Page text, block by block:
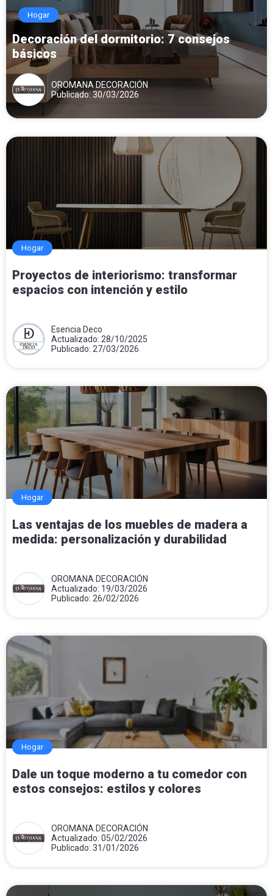
Hogar
Decoración del dormitorio: 7 consejos
básicos
OROMANA DECORACIÓN
Publicado: 30/03/2026
Hogar
Proyectos de interiorismo: transformar
espacios con intención y estilo
Esencia Deco
Actualizado: 28/10/2025
Publicado: 27/03/2026
Hogar
Las ventajas de los muebles de madera a
medida: personalización y durabilidad
OROMANA DECORACIÓN
Actualizado: 19/03/2026
Publicado: 26/02/2026
Hogar
Dale un toque moderno a tu comedor con
estos consejos: estilos y colores
OROMANA DECORACIÓN
Actualizado: 05/02/2026
Publicado: 31/01/2026